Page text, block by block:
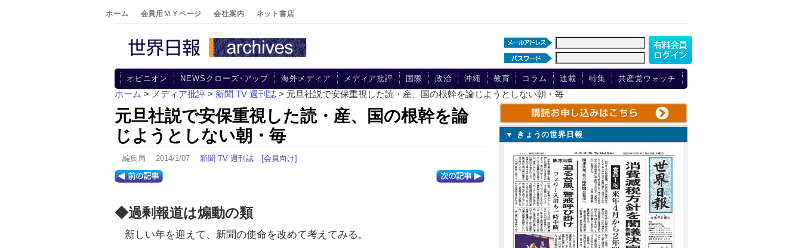
ホーム 会員用ＭＹページ 会社案内 ネット書店
オピニオン NEWSクローズ･アップ 海外メディア メディア批評 国際 政治 沖縄 教育 コラム 連載 特集 共産党ウォッチ
ホーム > メディア批評 > 新聞 TV 週刊誌 > 元旦社説で安保重視した読・産、国の根幹を論じようとしない朝・毎
元旦社説で安保重視した読・産、国の根幹を論
じようとしない朝・毎
編集局 2014/1/07 新聞 TV 週刊誌 [会員向け]
◆過剰報道は煽動の類
新しい年を迎えて、新聞の使命を改めて考えてみる。
▼ きょうの世界日報